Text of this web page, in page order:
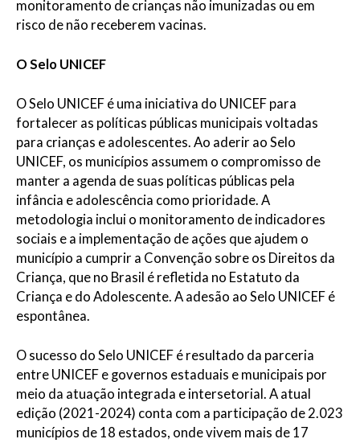
monitoramento de crianças não imunizadas ou em
risco de não receberem vacinas.
O Selo UNICEF
O Selo UNICEF é uma iniciativa do UNICEF para
fortalecer as políticas públicas municipais voltadas
para crianças e adolescentes. Ao aderir ao Selo
UNICEF, os municípios assumem o compromisso de
manter a agenda de suas políticas públicas pela
infância e adolescência como prioridade. A
metodologia inclui o monitoramento de indicadores
sociais e a implementação de ações que ajudem o
município a cumprir a Convenção sobre os Direitos da
Criança, que no Brasil é refletida no Estatuto da
Criança e do Adolescente. A adesão ao Selo UNICEF é
espontânea.
O sucesso do Selo UNICEF é resultado da parceria
entre UNICEF e governos estaduais e municipais por
meio da atuação integrada e intersetorial. A atual
edição (2021-2024) conta com a participação de 2.023
municípios de 18 estados, onde vivem mais de 17